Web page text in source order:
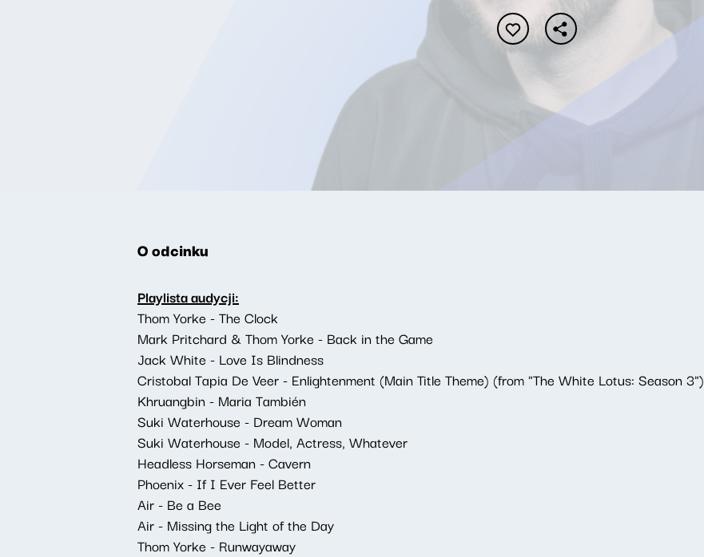
O odcinku
Playlista audycji:
Thom Yorke - The Clock
Mark Pritchard & Thom Yorke - Back in the Game
Jack White - Love Is Blindness
Cristobal Tapia De Veer - Enlightenment (Main Title Theme) (from "The White Lotus: Season 3")
Khruangbin - Maria También
Suki Waterhouse - Dream Woman
Suki Waterhouse - Model, Actress, Whatever
Headless Horseman - Cavern
Phoenix - If I Ever Feel Better
Air - Be a Bee
Air - Missing the Light of the Day
Thom Yorke - Runwayaway